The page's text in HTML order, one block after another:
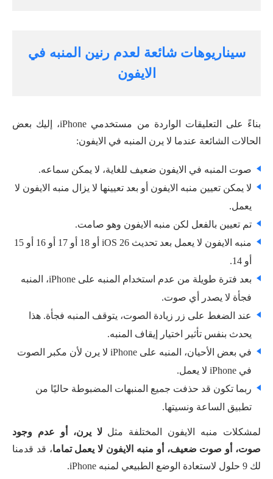
سيناريوهات شائعة لعدم رنين المنبه في
الايفون
بناءً على التعليقات الواردة من مستخدمي iPhone، إليك بعض
الحالات الشائعة عندما لا يرن المنبه في الايفون:
صوت المنبه في الايفون ضعيف للغاية، لا يمكن سماعه.
لا يمكن تعيين منبه الايفون أو بعد تعيينها لا يزال منبه الايفون لا
يعمل.
تم تعيين بالفعل لكن منبه الايفون وهو صامت.
منبه الايفون لا يعمل بعد تحديث iOS 26 أو 18 أو 17 أو 16 أو 15
أو 14.
بعد فترة طويلة من عدم استخدام المنبه على iPhone، المنبه
فجأة لا يصدر أي صوت.
عند الضغط على زر زيادة الصوت، يتوقف المنبه فجأة. هذا
يحدث بنفس تأثير اختيار إيقاف المنبه.
في بعض الأحيان، المنبه على iPhone لا يرن لأن مكبر الصوت
في iPhone لا يعمل.
ربما تكون قد حذفت جميع المنبهات المضبوطة حاليًا من
تطبيق الساعة ونسيتها.
لمشكلات منبه الايفون المختلفة مثللا يرن، أو عدم وجود
صوت، أو صوت ضعيف، أو منبه الايفون لا يعمل تماما، قد قدمنا
لك 9 حلول لاستعادة الوضع الطبيعي لمنبه iPhone.